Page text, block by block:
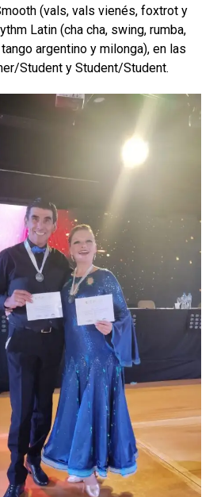
(vals, vals vienés, foxtrot y
Latin (cha cha, swing, rumba,
argentino y milonga), en las
Student y Student/Student.